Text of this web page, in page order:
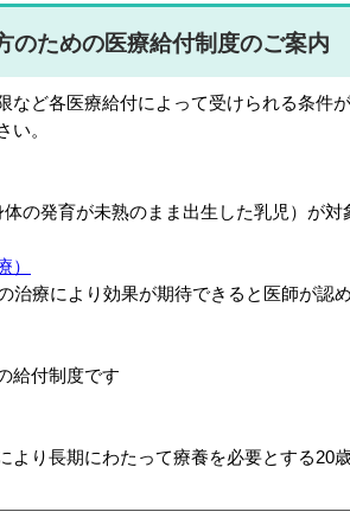
のための医療給付制度のご案内
など各医療給付によって受けられる条件
い。
の発育が未熟のまま出生した乳児）が対
）
療により効果が期待できると医師が認
給付制度です
り長期にわたって療養を必要とする20